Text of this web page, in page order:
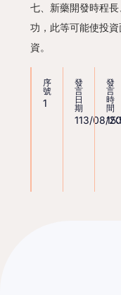
序
號
1
發
言
日
期
113/08/20
發
言
時
間
七、新藥開發時程
功，此等可能使投
資。